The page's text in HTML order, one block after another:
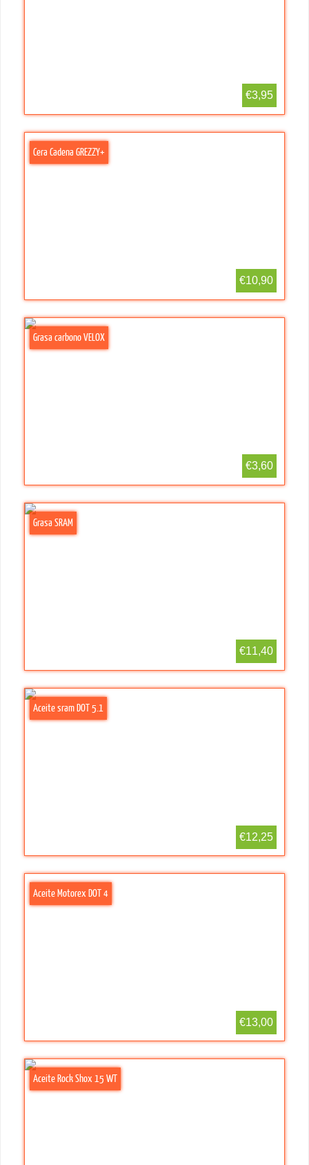
€3,95
Cera Cadena GREZZY+
€10,90
Grasa carbono VELOX
€3,60
Grasa SRAM
€11,40
Aceite sram DOT 5.1
€12,25
Aceite Motorex DOT 4
€13,00
Aceite Rock Shox 15 WT